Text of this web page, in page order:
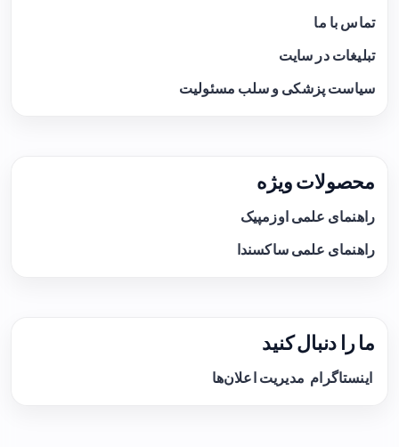
تماس با ما
تبلیغات در سایت
سیاست پزشکی و سلب مسئولیت
محصولات ویژه
راهنمای علمی اوزمپیک
راهنمای علمی ساکسندا
ما را دنبال کنید
اینستاگرام مدیریت اعلان‌ها